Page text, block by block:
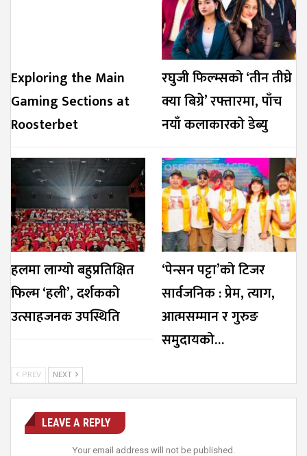
Exploring the Main
Gaming Sections at
Roosterbet
रघुजी फिल्म्सको ‘तीन तीघ्रे
क्या बिग्रे’ रफ्तारमा, पाँच
नयाँ कलाकारको डेब्यु
हलमा लाग्यो बहुप्रतिक्षित
फिल्म ‘हली’, दर्शकको
उत्साहजनक उपस्थिति
‘पेन्सन पट्टा’को टिजर
सार्वजनिक : प्रेम, त्याग,
आत्मसम्मान र गुरुङ
समुदायको…
PREV NEXT
LEAVE A REPLY
Your email address will not be published.